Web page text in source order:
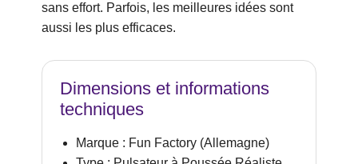
sans effort. Parfois, les meilleures idées sont
aussi les plus efficaces.
Dimensions et informations
techniques
Marque : Fun Factory (Allemagne)